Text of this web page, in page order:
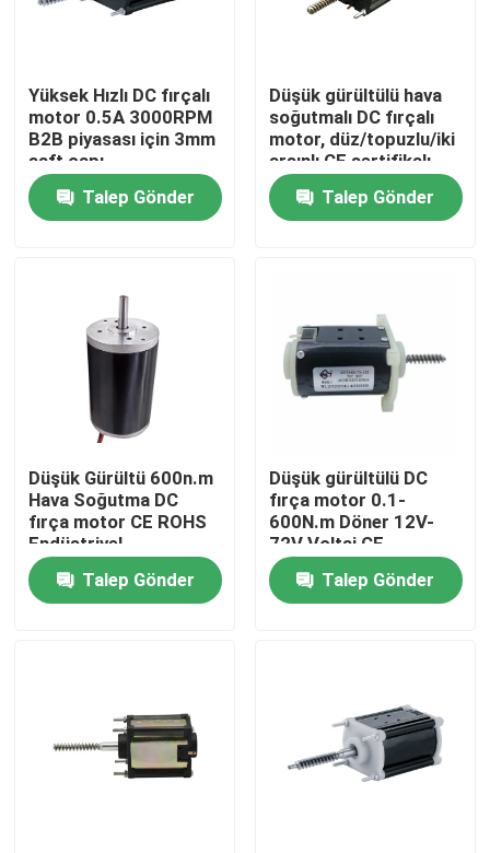
Ev
videolar
Hakkımızda
Fabrika turu
Kalite kontrol
Bir teklif isteği
Yüksek Hızlı DC fırçalı
motor 0.5A 3000RPM
B2B piyasası için 3mm
şaft çapı
Talep Gönder
Düşük gürültülü hava
soğutmalı DC fırçalı
motor, düz/topuzlu/iki
arşınlı CE sertifikalı
Talep Gönder
Düşük Gürültü 600n.m
Hava Soğutma DC
fırça motor CE ROHS
Endüstriyel
Uygulamalar için
Talep Gönder
Düşük gürültülü DC
fırça motor 0.1-
600N.m Döner 12V-
72V Voltaj CE
sertifikalı
Talep Gönder